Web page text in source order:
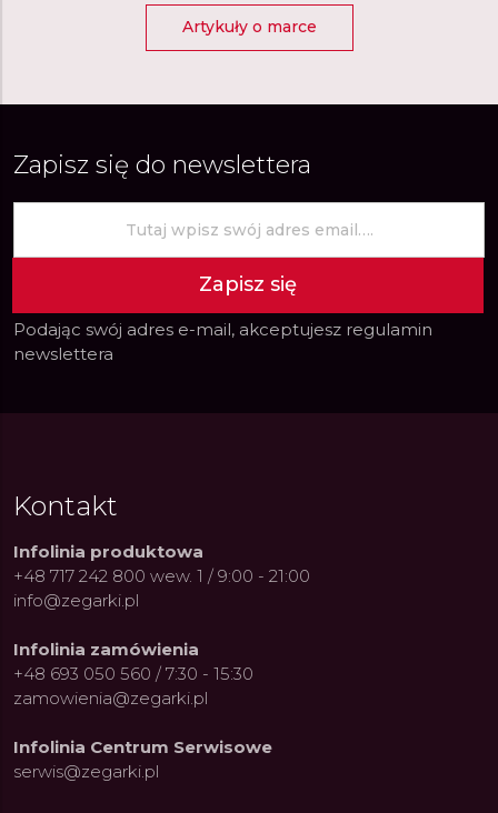
Artykuły o marce
Zapisz się do newslettera
Zapisz się
Podając swój adres e-mail, akceptujesz regulamin
newslettera
Kontakt
Infolinia produktowa
+48 717 242 800 wew. 1 / 9:00 - 21:00
info@zegarki.pl
Infolinia zamówienia
+48 693 050 560 / 7:30 - 15:30
zamowienia@zegarki.pl
Infolinia Centrum Serwisowe
serwis@zegarki.pl